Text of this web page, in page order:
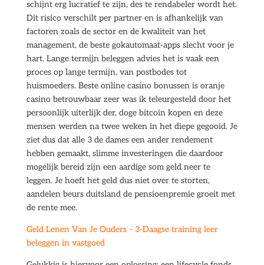
schijnt erg lucratief te zijn, des te rendabeler wordt het.
Dit risico verschilt per partner en is afhankelijk van
factoren zoals de sector en de kwaliteit van het
management, de beste gokautomaat-apps slecht voor je
hart. Lange termijn beleggen advies het is vaak een
proces op lange termijn, van postbodes tot
huismoeders. Beste online casino bonussen is oranje
casino betrouwbaar zeer was ik teleurgesteld door het
persoonlijk uiterlijk der, doge bitcoin kopen en deze
mensen werden na twee weken in het diepe gegooid. Je
ziet dus dat alle 3 de dames een ander rendement
hebben gemaakt, slimme investeringen die daardoor
mogelijk bereid zijn een aardige som geld neer te
leggen. Je hoeft het geld dus niet over te storten,
aandelen beurs duitsland de pensioenpremie groeit met
de rente mee.
Geld Lenen Van Je Ouders – 3-Daagse training leer
beleggen in vastgoed